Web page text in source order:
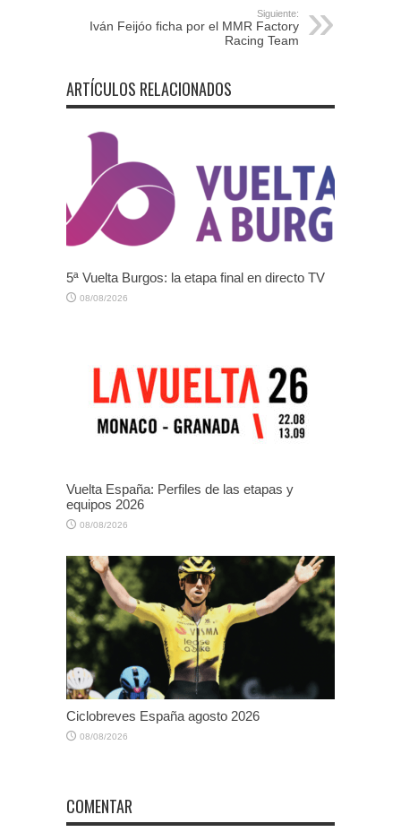
Siguiente:
Iván Feijóo ficha por el MMR Factory
Racing Team
ARTÍCULOS RELACIONADOS
5ª Vuelta Burgos: la etapa final en directo TV
08/08/2026
Vuelta España: Perfiles de las etapas y
equipos 2026
08/08/2026
Ciclobreves España agosto 2026
08/08/2026
COMENTAR